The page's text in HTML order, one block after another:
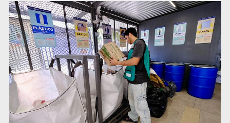
Congreso pide a la SEP combatir discursos de odio y
desinformación en redes e IA